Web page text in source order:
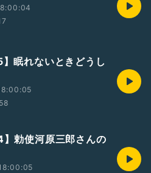
】眠れないときどうし
】勅使河原三郎さんの